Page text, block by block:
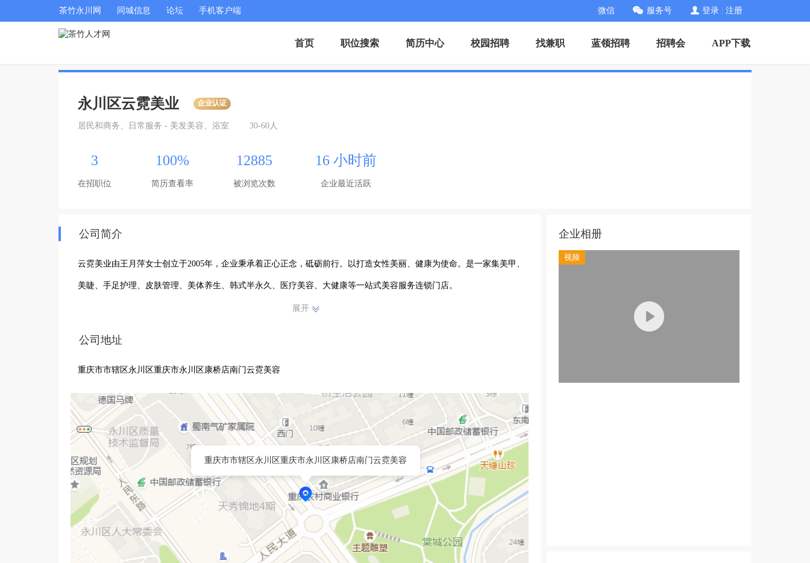
茶竹永川网 同城信息 论坛 手机客户端 微信 服务号 登录 注册
首页 职位搜索 简历中心 校园招聘 找兼职 蓝领招聘 招聘会 APP下载
永川区云霓美业 企业认证
居民和商务、日常服务 - 美发美容、浴室 30-60人
3
在招职位
100%
简历查看率
12885
被浏览次数
16 小时前
企业最近活跃
公司简介
云霓美业由王月萍女士创立于2005年，企业秉承着正心正念，砥砺前行。以打造女性美丽、健康为使命。是一家集美甲、
美睫、手足护理、皮肤管理、美体养生、韩式半永久、医疗美容、大健康等一站式美容服务连锁门店。
展开
公司地址
重庆市市辖区永川区重庆市永川区康桥店南门云霓美容
重庆市市辖区永川区重庆市永川区康桥店南门云霓美容
企业相册
视频